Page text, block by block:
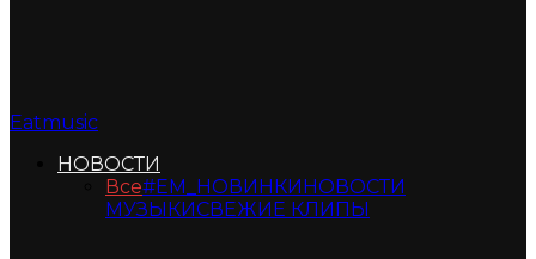
Eatmusic
НОВОСТИ
Все#ЕМ_НОВИНКИНОВОСТИ
МУЗЫКИСВЕЖИЕ КЛИПЫ